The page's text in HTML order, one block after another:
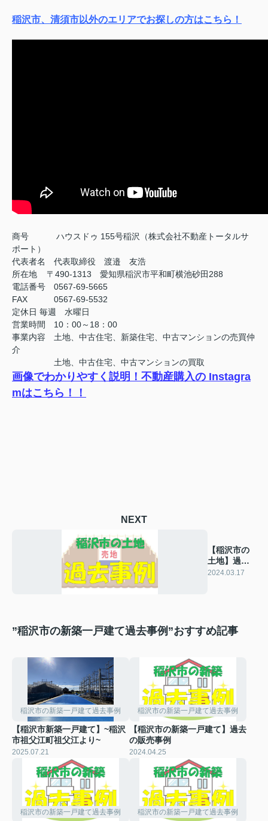
稲沢市、清須市以外のエリアでお探しの方はこちら！
商号
ハウスドゥ 155号稲沢（株式会社不動産トータルサ
ポート）
代表者名 代表取締役 渡邉 友浩
所在地 〒490-1313 愛知県稲沢市平和町横池砂田288
電話番号 0567-69-5665
FAX
0567-69-5532
定休日 毎週 水曜日
営業時間 10：00～18：00
事業内容 土地、中古住宅、新築住宅、中古マンションの売買仲
介
土地、中古住宅、中古マンションの買取
画像でわかりやすく説明！不動産購入の Instagra
mはこちら！！
NEXT
【稲沢市の
土地】過去
の販売事例
2024.03.17
”稲沢市の新築一戸建て過去事例”おすすめ記事
稲沢市の新築一戸建て過去事例
【稲沢市新築一戸建て】~稲沢
市祖父江町祖父江より~
2025.07.21
稲沢市の新築一戸建て過去事例
【稲沢市の新築一戸建て】過去
の販売事例
2024.04.25
稲沢市の新築一戸建て過去事例 稲沢市の新築一戸建て過去事例